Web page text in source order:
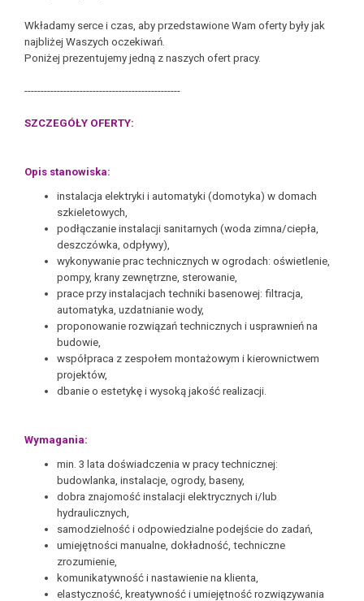
Wkładamy serce i czas, aby przedstawione Wam oferty były jak
najbliżej Waszych oczekiwań.
Poniżej prezentujemy jedną z naszych ofert pracy.
------------------------------------------------
SZCZEGÓŁY OFERTY:
Opis stanowiska:
instalacja elektryki i automatyki (domotyka) w domach
szkieletowych,
podłączanie instalacji sanitarnych (woda zimna/ciepła,
deszczówka, odpływy),
wykonywanie prac technicznych w ogrodach: oświetlenie,
pompy, krany zewnętrzne, sterowanie,
prace przy instalacjach techniki basenowej: filtracja,
automatyka, uzdatnianie wody,
proponowanie rozwiązań technicznych i usprawnień na
budowie,
współpraca z zespołem montażowym i kierownictwem
projektów,
dbanie o estetykę i wysoką jakość realizacji.
Wymagania:
min. 3 lata doświadczenia w pracy technicznej:
budowlanka, instalacje, ogrody, baseny,
dobra znajomość instalacji elektrycznych i/lub
hydraulicznych,
samodzielność i odpowiedzialne podejście do zadań,
umiejętności manualne, dokładność, techniczne
zrozumienie,
komunikatywność i nastawienie na klienta,
elastyczność, kreatywność i umiejętność rozwiązywania